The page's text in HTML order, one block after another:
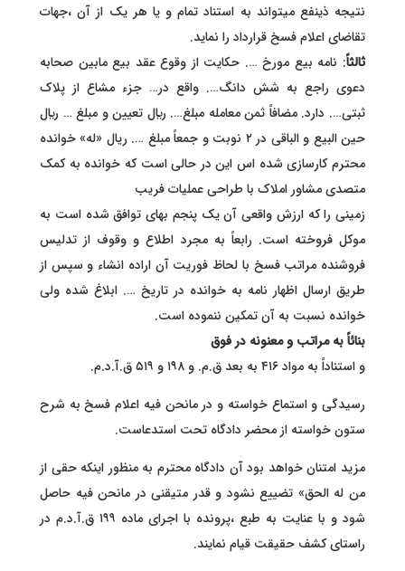
نتیجه ذینفع میتواند به استناد تمام و یا هر یک از آن ،جهات
تقاضای اعلام فسخ قرارداد را نماید.
ثالثاً: نامه بيع مورخ …. حکایت از وقوع عقد بیع مابین صحابه
دعوی راجع به شش دانگ…. واقع در… جزء مشاع از پلاک
ثبتی…. دارد. مضافاً ثمن معامله مبلغ…. ريال تعیین و مبلغ … ريال
حين البيع و الباقی در ۲ نوبت و جمعاً مبلغ …. ریال «له» خوانده
محترم کارسازی شده اس این در حالی است که خوانده به کمک
متصدی مشاور املاک با طراحی عملیات فریب
زمینی را که ارزش واقعی آن یک پنجم بهای توافق شده است به
موکل فروخته است. رابعاً به مجرد اطلاع و وقوف از تدلیس
فروشنده مراتب فسخ با لحاظ فوریت آن اراده انشاء و سپس از
طریق ارسال اظهار نامه به خوانده در تاریخ …. ابلاغ شده ولی
خوانده نسبت به آن تمکین ننموده است.
بنائاً به مراتب و معنونه در فوق
و استناداً به مواد ۴۱۶ به بعد ق.م. و ۱۹۸ و ۵۱۹ ق.آ.د.م.
رسیدگی و استماع خواسته و در مانحن فیه اعلام فسخ به شرح
ستون خواسته از محضر دادگاه تحت استدعاست.
مزید امتنان خواهد بود آن دادگاه محترم به منظور اینکه حقی از
من له الحق» تضییع نشود و قدر متیقنی در مانحن فیه حاصل
شود و با عنایت به طبع ،پرونده با اجرای ماده ۱۹۹ ق.آ.د.م در
راستای کشف حقیقت قیام نمایند.